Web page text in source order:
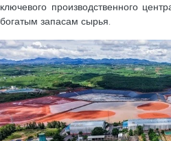
ключевого производственного
богатым запасам сырья.